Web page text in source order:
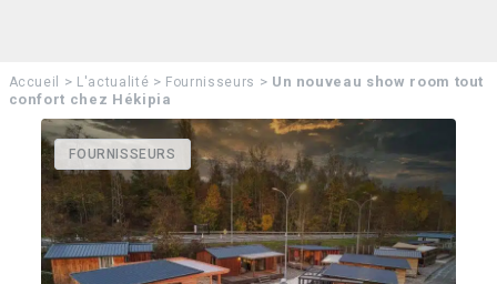
Accueil > L'actualité > Fournisseurs > Un nouveau show room tout
confort chez Hékipia
FOURNISSEURS